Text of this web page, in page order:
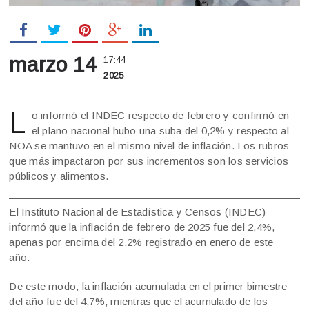
marzo 14 17:44
2025
L o informó el INDEC respecto de febrero y confirmó en
el plano nacional hubo una suba del 0,2% y respecto al
NOA se mantuvo en el mismo nivel de inflación. Los rubros
que más impactaron por sus incrementos son los servicios
públicos y alimentos.
El Instituto Nacional de Estadística y Censos (INDEC)
informó que la inflación de febrero de 2025 fue del 2,4%,
apenas por encima del 2,2% registrado en enero de este
año.
De este modo, la inflación acumulada en el primer bimestre
del año fue del 4,7%, mientras que el acumulado de los